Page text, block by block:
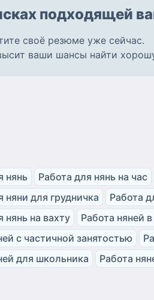
подходящей
своё резюме уже сейчас.
ваши шансы найти
нянь Работа для нянь на час
няни для грудничка
Работа
нянь на вахту
Работа няней
с частичной занятостью
для школьника
Работа